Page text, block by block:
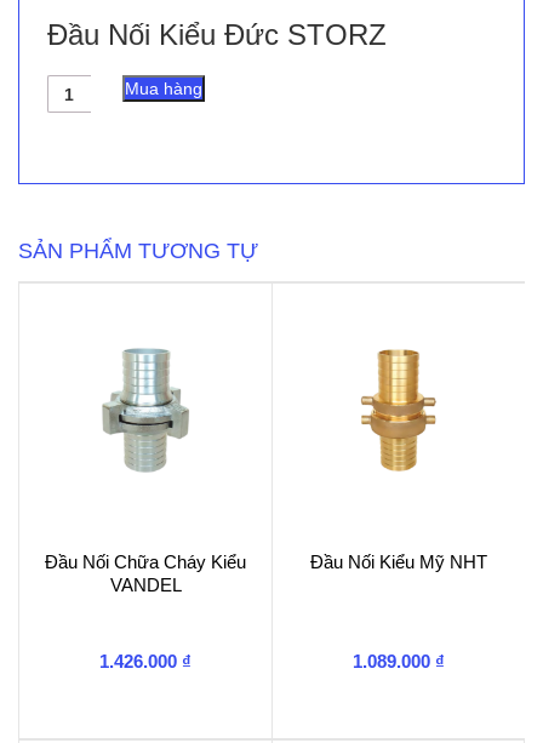
Đầu Nối Kiểu Đức STORZ
Đầu
Nối
Mua hàng
SẢN PHẨM TƯƠNG TỰ
Đầu Nối Chữa Cháy Kiểu
VANDEL
1.426.000 ₫
Đầu Nối Kiểu Mỹ NHT
1.089.000 ₫